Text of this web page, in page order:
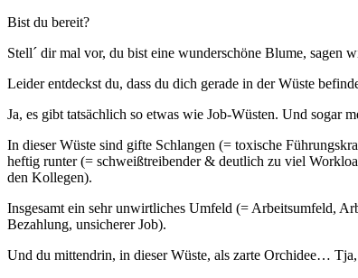
Bist du bereit?
Stell´ dir mal vor, du bist eine wunderschöne Blume, sagen
Leider entdeckst du, dass du dich gerade in der Wüste
Ja, es gibt tatsächlich so etwas wie Job-Wüsten. Und sogar
In dieser Wüste sind gifte Schlangen (= toxische
heftig runter (= schweißtreibender & deutlich zu viel
den Kollegen).
Insgesamt ein sehr unwirtliches Umfeld (= Arbeitsumfeld,
Bezahlung, unsicherer Job).
Und du mittendrin, in dieser Wüste, als zarte Orchidee…